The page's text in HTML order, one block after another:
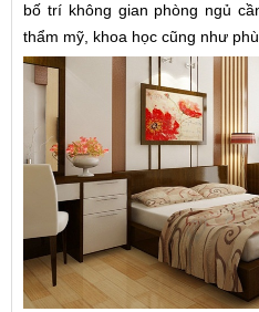
bố trí không gian phòng ngủ
thẩm mỹ, khoa học cũng như